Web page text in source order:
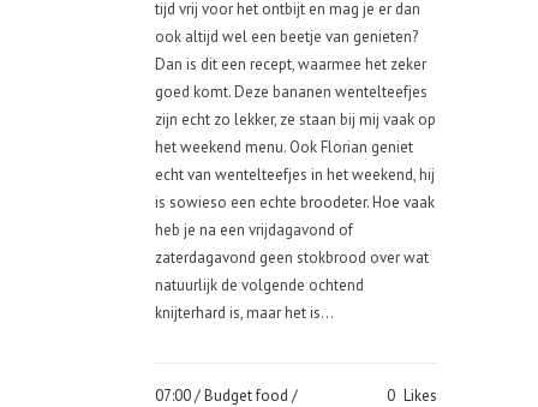
tijd vrij voor het ontbijt en mag je er dan
ook altijd wel een beetje van genieten?
Dan is dit een recept, waarmee het zeker
goed komt. Deze bananen wentelteefjes
zijn echt zo lekker, ze staan bij mij vaak op
het weekend menu. Ook Florian geniet
echt van wentelteefjes in het weekend, hij
is sowieso een echte broodeter. Hoe vaak
heb je na een vrijdagavond of
zaterdagavond geen stokbrood over wat
natuurlijk de volgende ochtend
knijterhard is, maar het is...
07:00 /Budget food /
0 Likes